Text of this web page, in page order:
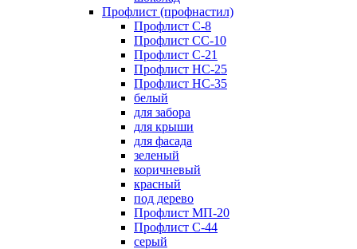
Профлист (профнастил)
Профлист С-8
Профлист СС-10
Профлист C-21
Профлист НС-25
Профлист НС-35
белый
для забора
для крыши
для фасада
зеленый
коричневый
красный
под дерево
Профлист МП-20
Профлист С-44
серый